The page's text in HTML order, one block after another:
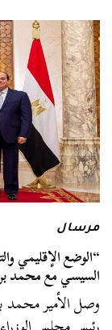
مرسال
“الوضع الإقليمي
السيسي مع محمد
وصل الأمير محمد